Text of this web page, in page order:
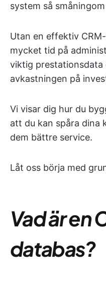
system så
Utan en effektiv
mycket tid på
viktig
avkastningen på
Vi visar dig hur du
att du kan spåra dina
dem bättre service.
Låt oss börja med
Vad är en
databas?